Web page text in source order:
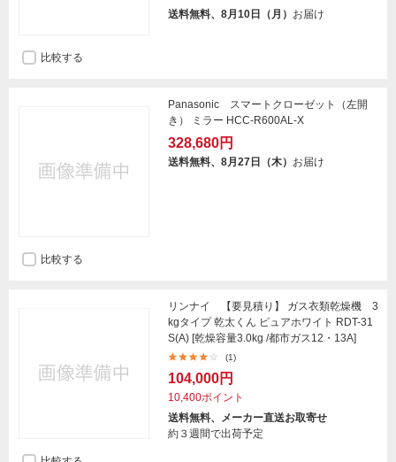
送料無料、8月10日（月） お届け
比較する
Panasonic スマートクローゼット（左開
き） ミラー HCC-R600AL-X
328,680円
送料無料、8月27日（木） お届け
比較する
リンナイ 【要見積り】 ガス衣類乾燥機 3
kgタイプ 乾太くん ピュアホワイト RDT-31
S(A) [乾燥容量3.0kg /都市ガス12・13A]
(1)
104,000円
10,400ポイント
送料無料、メーカー直送お取寄せ
約３週間で出荷予定